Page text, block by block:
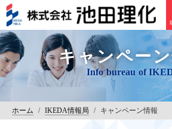
キャンペー
ホーム / IKEDA情報局 / キャンペーン情報